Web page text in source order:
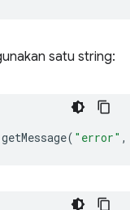
satu string:
getMessage( "error" ,